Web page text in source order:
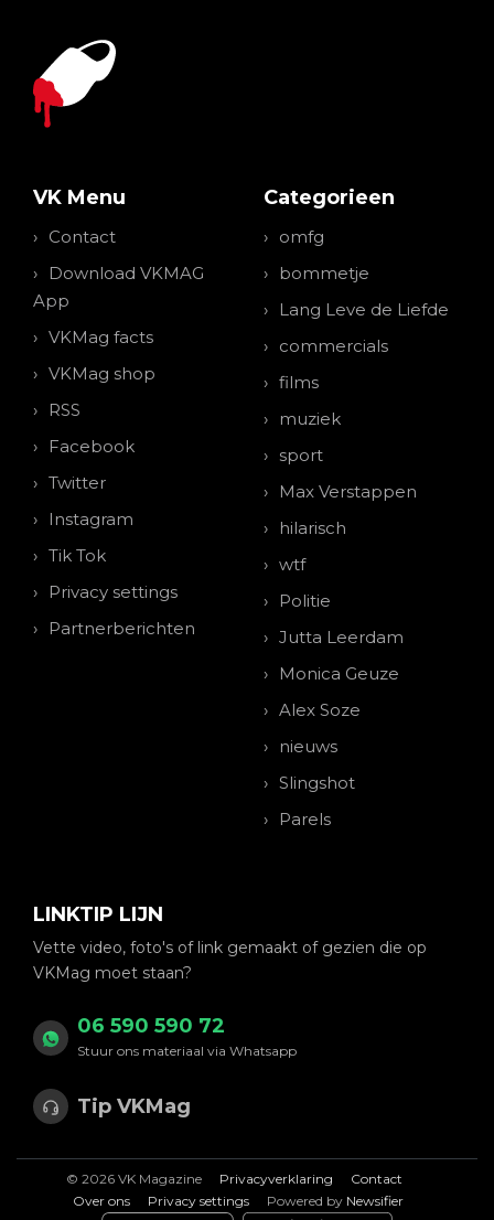
VK Menu
Contact
Download VKMAG
App
VKMag facts
VKMag shop
RSS
Facebook
Twitter
Instagram
Tik Tok
Privacy settings
Partnerberichten
Categorieen
omfg
bommetje
Lang Leve de Liefde
commercials
films
muziek
sport
Max Verstappen
hilarisch
wtf
Politie
Jutta Leerdam
Monica Geuze
Alex Soze
nieuws
Slingshot
Parels
LINKTIP LIJN
Vette video, foto's of link gemaakt of gezien die op
VKMag moet staan?
06 590 590 72
Stuur ons materiaal via Whatsapp
Tip VKMag
© 2026 VK Magazine Privacyverklaring
Contact
Over ons
Privacy settings Powered by Newsifier